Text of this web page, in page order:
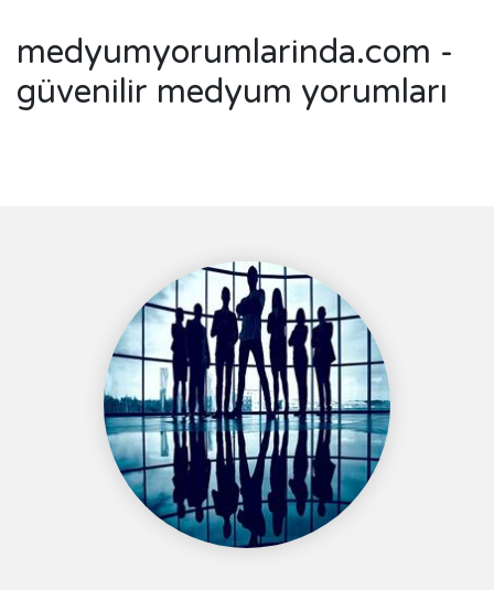
medyumyorumlarinda.com -
güvenilir medyum yorumları